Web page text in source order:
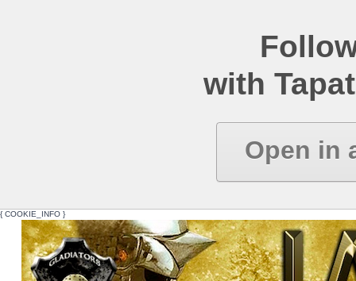
with
Open in
{ COOKIE_INFO }